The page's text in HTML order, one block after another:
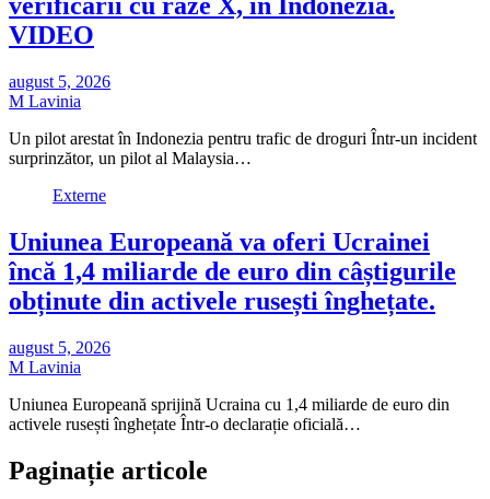
VIDEO
august 5, 2026
M Lavinia
Un pilot arestat în Indonezia pentru trafic de droguri Într-un incident
surprinzător, un pilot al Malaysia…
Externe
Uniunea Europeană va oferi Ucrainei
încă 1,4 miliarde de euro din câștigurile
obținute din activele rusești înghețate.
august 5, 2026
M Lavinia
Uniunea Europeană sprijină Ucraina cu 1,4 miliarde de euro din
activele rusești înghețate Într-o declarație oficială…
Paginație articole